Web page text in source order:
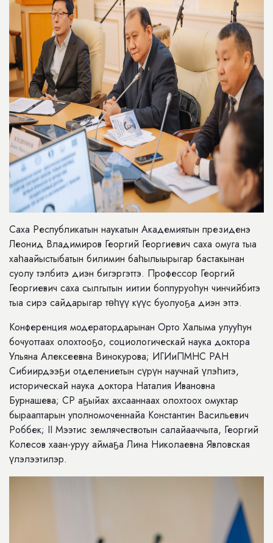
Саха Республикатын наукатын Академиятын президенэ
Леонид Владимиров Георгий Георгиевич саха омуга тыа
хаһаайыстыбатын билимин баһылыырыгар бастакынан
суолу тэлбитэ диэн бигэргэттэ. Профессор Георгий
Георгиевич саха сылгытын иитии боппуруоһун чинчийбитэ
тыа сирэ сайдарыгар төһүү күүс буолуоҕа диэн эттэ.
Конференция модератордарынан Орто Халыма улууһун
бочуоттаах олохтооҕо, социологическай наука доктора
Ульяна Алексеевна Винокурова; ИГИиПМНС РАН
Сибиирдээҕи отделениетын сүрүн научнай үлэһитэ,
историческай наука доктора Наталия Ивановна
Бурнашева; СР аҕыйах ахсааннаах олохтоох омуктар
бырааптарын уполномоченнайа Константин Васильевич
Роббек; II Мээтис землячествотын салайааччыта, Георгий
Колесов хаан-уруу аймаҕа Лина Николаевна Явловская
үлэлээтилэр.